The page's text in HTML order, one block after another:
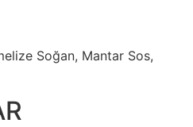
Soğan, Mantar Sos,